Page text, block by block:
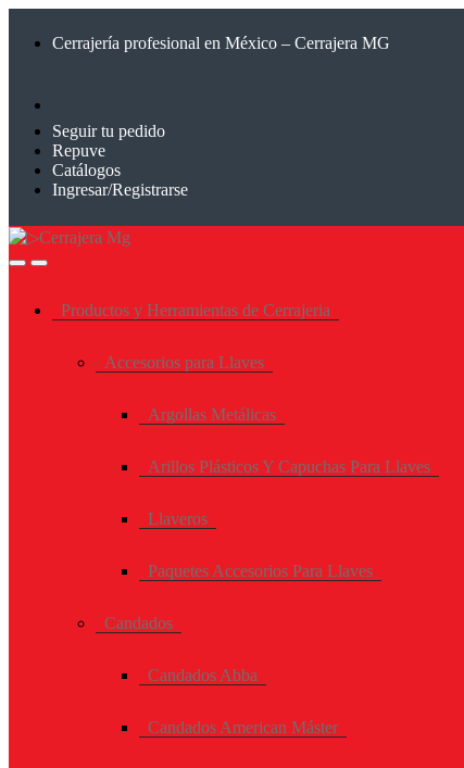
Cerrajería profesional en México – Cerrajera MG
Seguir tu pedido
Repuve
Catálogos
Ingresar/Registrarse
Productos y Herramientas de Cerrajeria
Accesorios para Llaves
Argollas Metálicas
Arillos Plásticos Y Capuchas Para Llaves
Llaveros
Paquetes Accesorios Para Llaves
Candados
Candados Abba
Candados American Máster